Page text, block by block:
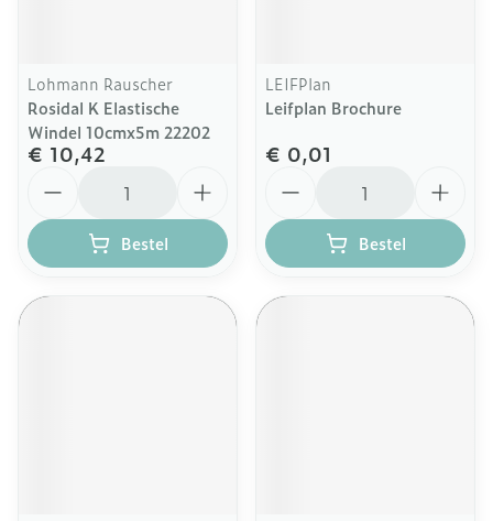
Lohmann Rauscher
Rosidal K Elastische
Windel 10cmx5m 22202
€ 10,42
Bestel
LEIFPlan
Leifplan Brochure
€ 0,01
Bestel